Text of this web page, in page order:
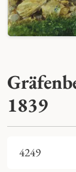
1839
4249